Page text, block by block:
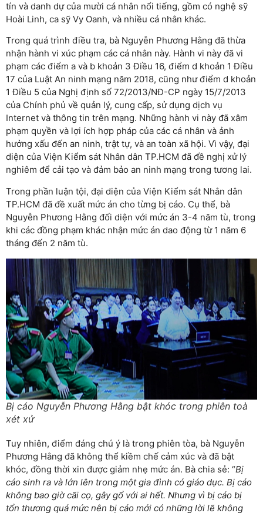
tín và danh dự của mười cá nhân nổi tiếng, gồm có nghệ sỹ
Hoài Linh, ca sỹ Vy Oanh, và nhiều cá nhân khác.
Trong quá trình điều tra, bà Nguyễn Phương Hằng đã thừa
nhận hành vi xúc phạm các cá nhân này. Hành vi này đã vi
phạm các điểm a và b khoản 3 Điều 16, điểm d khoản 1 Điều
17 của Luật An ninh mạng năm 2018, cũng như điểm d khoản
1 Điều 5 của Nghị định số 72/2013/NĐ-CP ngày 15/7/2013
của Chính phủ về quản lý, cung cấp, sử dụng dịch vụ
Internet và thông tin trên mạng. Những hành vi này đã xâm
phạm quyền và lợi ích hợp pháp của các cá nhân và ảnh
hưởng xấu đến an ninh, trật tự, và an toàn xã hội. Vì vậy, đại
diện của Viện Kiểm sát Nhân dân TP.HCM đã đề nghị xử lý
nghiêm để cải tạo và đảm bảo an ninh mạng trong tương lai.
Trong phần luận tội, đại diện của Viện Kiểm sát Nhân dân
TP.HCM đã đề xuất mức án cho từng bị cáo. Cụ thể, bà
Nguyễn Phương Hằng đối diện với mức án 3-4 năm tù, trong
khi các đồng phạm khác nhận mức án dao động từ 1 năm 6
tháng đến 2 năm tù.
Bị cáo Nguyễn Phương Hằng bật khóc trong phiên toà
xét xử
Tuy nhiên, điểm đáng chú ý là trong phiên tòa, bà Nguyễn
Phương Hằng đã không thể kiềm chế cảm xúc và đã bật
khóc, đồng thời xin được giảm nhẹ mức án. Bà chia sẻ: “Bị
cáo sinh ra và lớn lên trong một gia đình có giáo dục. Bị cáo
không bao giờ cãi cọ, gây gổ với ai hết. Nhưng vì bị cáo bị
tổn thương quá mức nên bị cáo mới có những lời lẽ không